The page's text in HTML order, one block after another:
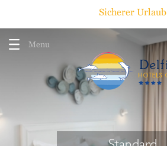
Sicherer Urlaub
Menu